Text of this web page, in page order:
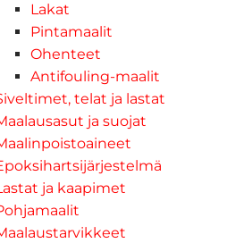
Lakat
Pintamaalit
Ohenteet
Antifouling-maalit
telat ja lastat
ja suojat
ja kaapimet